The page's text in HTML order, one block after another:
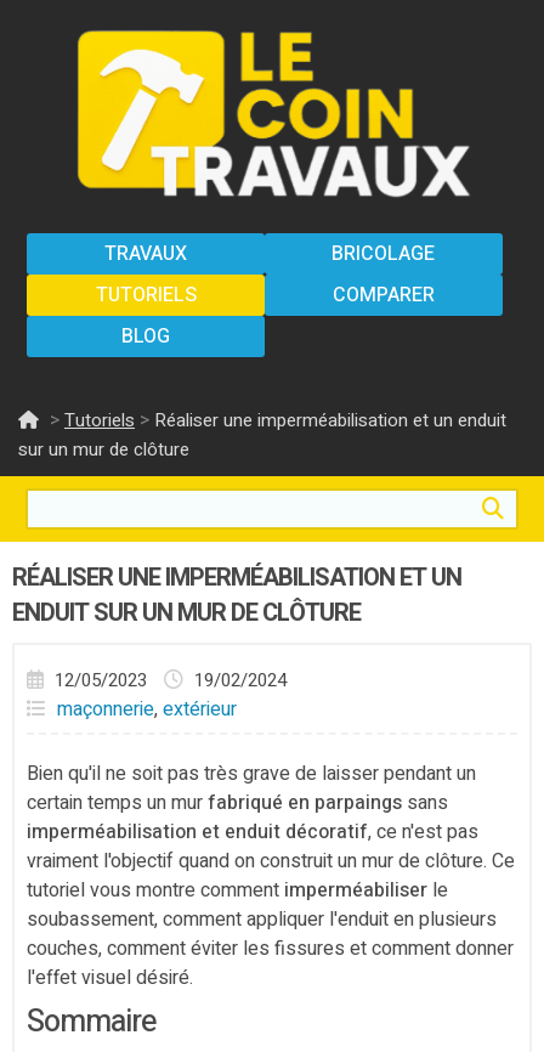
TRAVAUX
BRICOLAGE
TUTORIELS
COMPARER
BLOG
>Tutoriels > Réaliser une imperméabilisation et un enduit
sur un mur de clôture
RÉALISER UNE IMPERMÉABILISATION ET UN
ENDUIT SUR UN MUR DE CLÔTURE
12/05/2023 19/02/2024
maçonnerie,extérieur
Bien qu'il ne soit pas très grave de laisser pendant un
certain temps un murfabriqué en parpaings sans
imperméabilisation et enduit décoratif, ce n'est pas
vraiment l'objectif quand on construit un mur de clôture. Ce
tutoriel vous montre comment imperméabiliser le
soubassement, comment appliquer l'enduit en plusieurs
couches, comment éviter les fissures et comment donner
l'effet visuel désiré.
Sommaire